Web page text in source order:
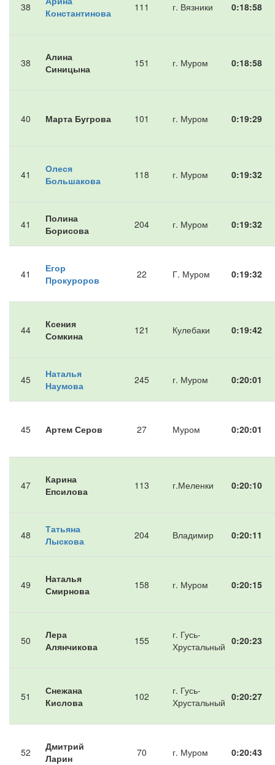
38
Константинова
111 г. Вязники 0:18:58
38
Алина
Синицына
151 г. Муром 0:18:58
40 Марта Бугрова 101 г. Муром 0:19:29
41
Олеся
Большакова
118 г. Муром 0:19:32
41
Полина
Борисова
204 г. Муром 0:19:32
41
Егор
Прокуроров
22 Г. Муром 0:19:32
44
Ксения
Сомкина
121 Кулебаки 0:19:42
45
Наталья
Наумова
245 г. Муром 0:20:01
45 Артем Серов 27 Муром 0:20:01
47
Карина
Епсилова
113 г.Меленки 0:20:10
48
Татьяна
Лыскова
204 Владимир 0:20:11
49
Наталья
Смирнова
158 г. Муром 0:20:15
50
Лера
Алянчикова
155
г. Гусь-
Хрустальный 0:20:23
51
Снежана
Кислова
102
г. Гусь-
Хрустальный 0:20:27
52
Дмитрий
Ларин
70 г. Муром 0:20:43